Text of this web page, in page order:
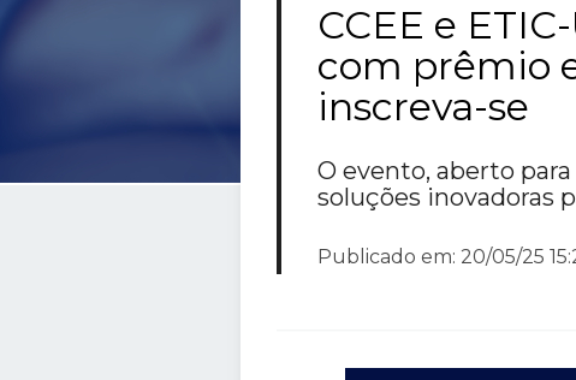
CCEE e
com prêmio
inscreva-se
O evento, aberto
soluções inovadoras
Publicado em: 20/05/25